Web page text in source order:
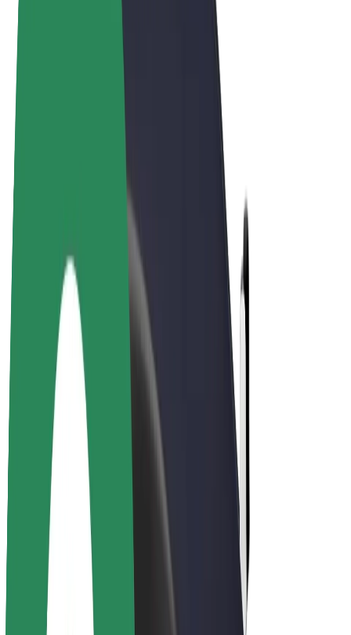
El-sykler
Bolt Pluss
Tjen med Bolt
Sjåfører
Sjåførinntekter
Leveringsbud
Inntekter for leveringsbud
Bolt Food-partnere
Flåter
Franchiser
Bedrift
Karrierer